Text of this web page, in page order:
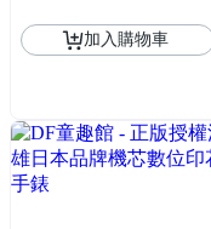
加入購物車